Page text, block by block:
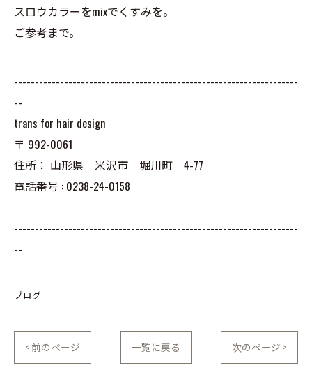
スロウカラーをmixでくすみを。
ご参考まで。
--------------------------------------------------------------------
--
trans for hair design
〒 992-0061
住所： 山形県 米沢市 堀川町 4-77
電話番号 : 0238-24-0158
--------------------------------------------------------------------
--
ブログ
< 前のページ 一覧に戻る 次のページ >